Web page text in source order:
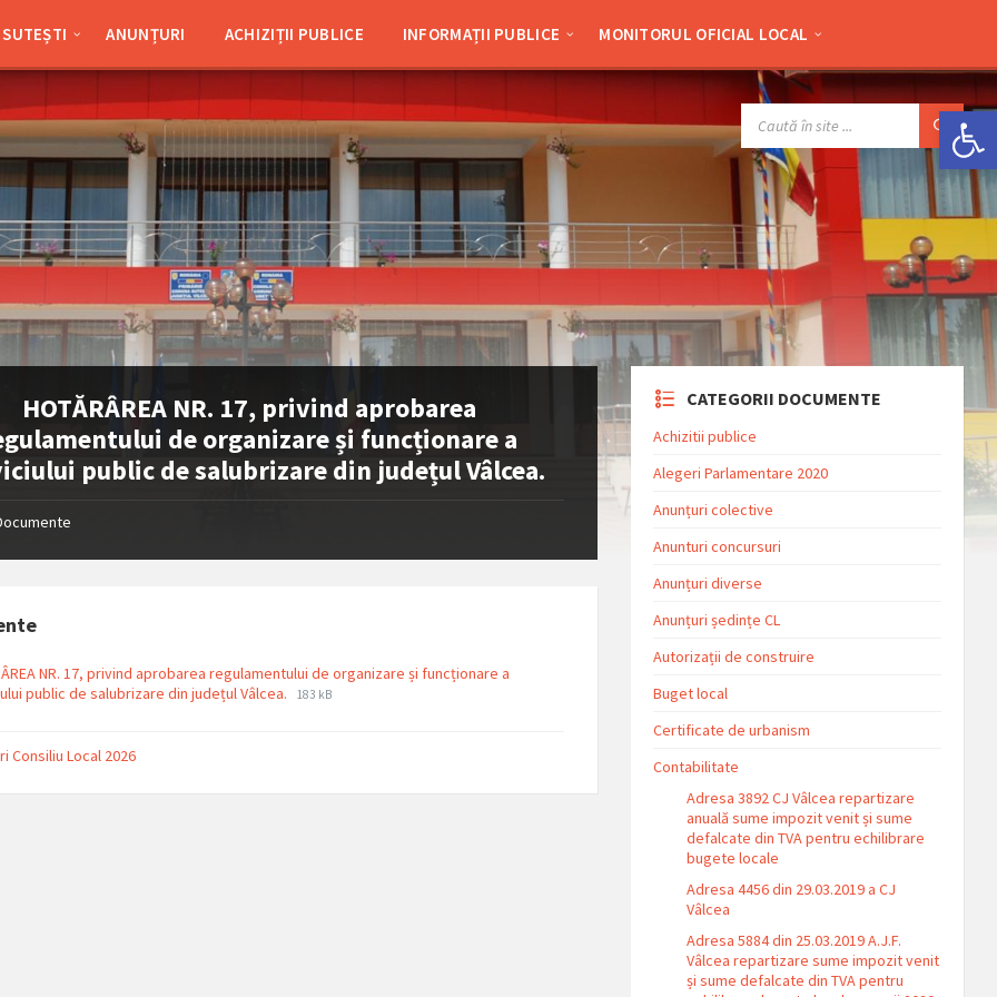
Deschide bara de unelte
ANUNȚURI ACHIZIȚII PUBLICE INFORMAȚII PUBLICE MONITORUL OFICIAL LOCAL
HOTĂRÂREA NR. 17, privind aprobarea
de organizare și funcționare a
public de salubrizare din județul Vâlcea.
NR. 17, privind aprobarea regulamentului de organizare și funcționare a
public de salubrizare din județul Vâlcea.
File
File
183 kB
Consiliu Local 2026
CATEGORII DOCUMENTE
Achizitii publice
Alegeri Parlamentare 2020
Anunțuri colective
Anunturi concursuri
Anunțuri diverse
Anunțuri ședințe CL
Autorizații de construire
Buget local
Certificate de urbanism
Contabilitate
Adresa 3892 CJ Vâlcea repartizare
anuală sume impozit venit și sume
defalcate din TVA pentru echilibrare
bugete locale
Adresa 4456 din 29.03.2019 a CJ
Vâlcea
Adresa 5884 din 25.03.2019 A.J.F.
Vâlcea repartizare sume impozit venit
și sume defalcate din TVA pentru